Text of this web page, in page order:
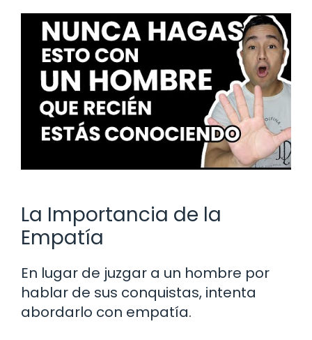
La Importancia de la
Empatía
En lugar de juzgar a un hombre por
hablar de sus conquistas, intenta
abordarlo con empatía.